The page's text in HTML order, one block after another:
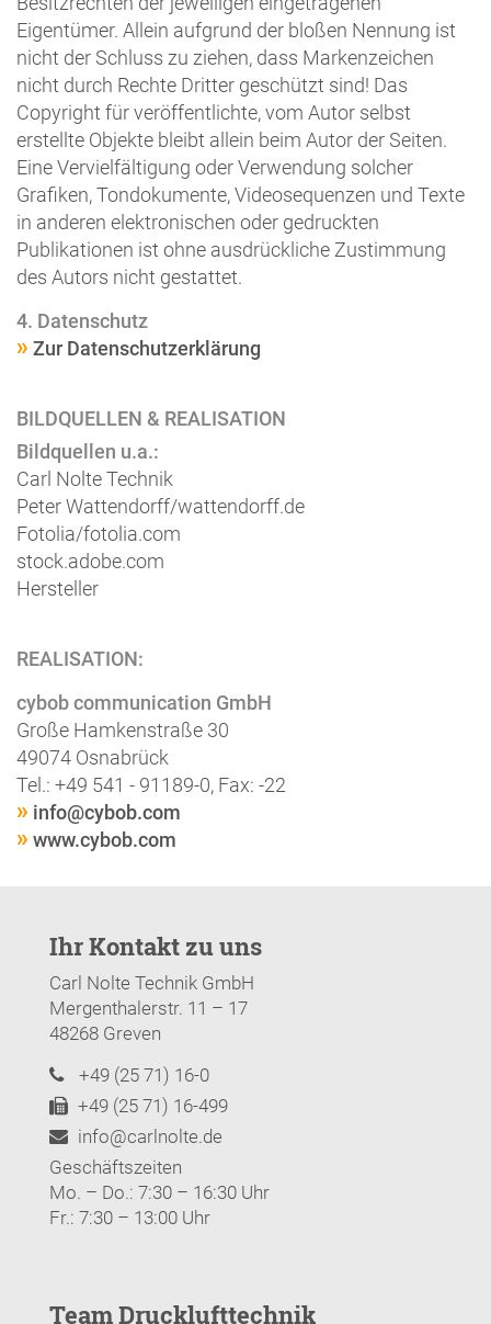
Eigentümer. Allein aufgrund der bloßen Nennung ist
nicht der Schluss zu ziehen, dass Markenzeichen
nicht durch Rechte Dritter geschützt sind! Das
Copyright für veröffentlichte, vom Autor selbst
erstellte Objekte bleibt allein beim Autor der Seiten.
Eine Vervielfältigung oder Verwendung solcher
Grafiken, Tondokumente, Videosequenzen und Texte
in anderen elektronischen oder gedruckten
Publikationen ist ohne ausdrückliche Zustimmung
des Autors nicht gestattet.
4. Datenschutz
Zur Datenschutzerklärung
BILDQUELLEN & REALISATION
Bildquellen u.a.:
Carl Nolte Technik
Peter Wattendorff/wattendorff.de
Fotolia/fotolia.com
stock.adobe.com
Hersteller
REALISATION:
cybob communication GmbH
Große Hamkenstraße 30
49074 Osnabrück
Tel.: +49 541 - 91189-0, Fax: -22
info@cybob.com
www.cybob.com
Ihr Kontakt zu uns
Carl Nolte Technik GmbH
Mergenthalerstr. 11 – 17
48268 Greven
+49 (25 71) 16-0
+49 (25 71) 16-499
info@carlnolte.de
Geschäftszeiten
Mo. – Do.: 7:30 – 16:30 Uhr
Fr.: 7:30 – 13:00 Uhr
Team Drucklufttechnik